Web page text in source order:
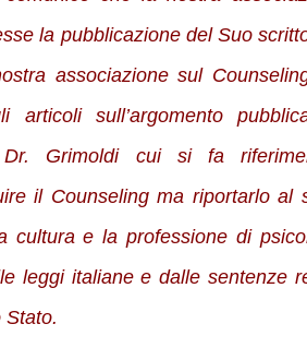
la pubblicazione del Suo
associazione sul
sull’argomento
Dr. Grimoldi cui si fa
il Counseling ma riportarlo al
cultura e la professione di
leggi italiane e dalle sentenze
Stato.